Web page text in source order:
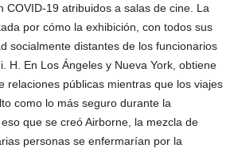
COVID-19 atribuidos a salas de cine. La
por cómo la exhibición, con todos sus
socialmente distantes de los funcionarios
H. En Los Ángeles y Nueva York, obtiene
relaciones públicas mientras que los viajes
como lo más seguro durante la
que se creó Airborne, la mezcla de
personas se enfermarían por la